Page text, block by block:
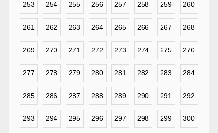
253 254 255 256 257 258 259 260
261 262 263 264 265 266 267 268
269 270 271 272 273 274 275 276
277 278 279 280 281 282 283 284
285 286 287 288 289 290 291 292
293 294 295 296 297 298 299 300